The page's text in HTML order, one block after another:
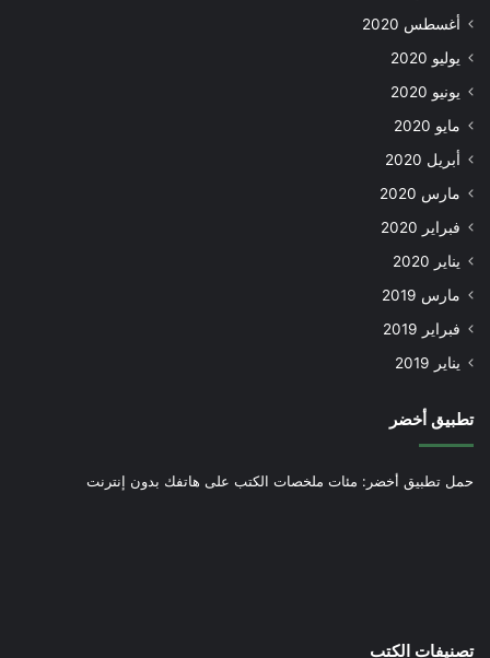
أغسطس 2020
يوليو 2020
يونيو 2020
مايو 2020
أبريل 2020
مارس 2020
فبراير 2020
يناير 2020
مارس 2019
فبراير 2019
يناير 2019
تطبيق أخضر
حمل تطبيق أخضر: مئات ملخصات الكتب على هاتفك بدون إنترنت
تصنيفات الكتب